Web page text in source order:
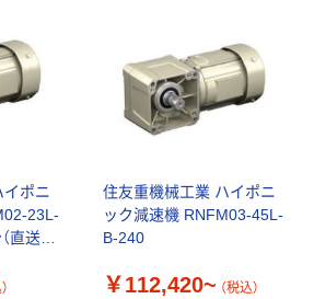
イポニ
23L-
直送
住友重機械工業 ハイポニ
ック減速機 RNFM03-45L-
B-240
￥112,420~ （税込）